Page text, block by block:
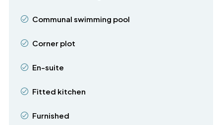
Communal swimming pool
Corner plot
En-suite
Fitted kitchen
Furnished